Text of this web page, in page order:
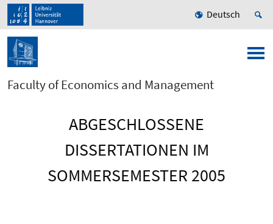
Deutsch
Faculty of Economics and Management
ABGESCHLOSSENE
DISSERTATIONEN IM
SOMMERSEMESTER 2005